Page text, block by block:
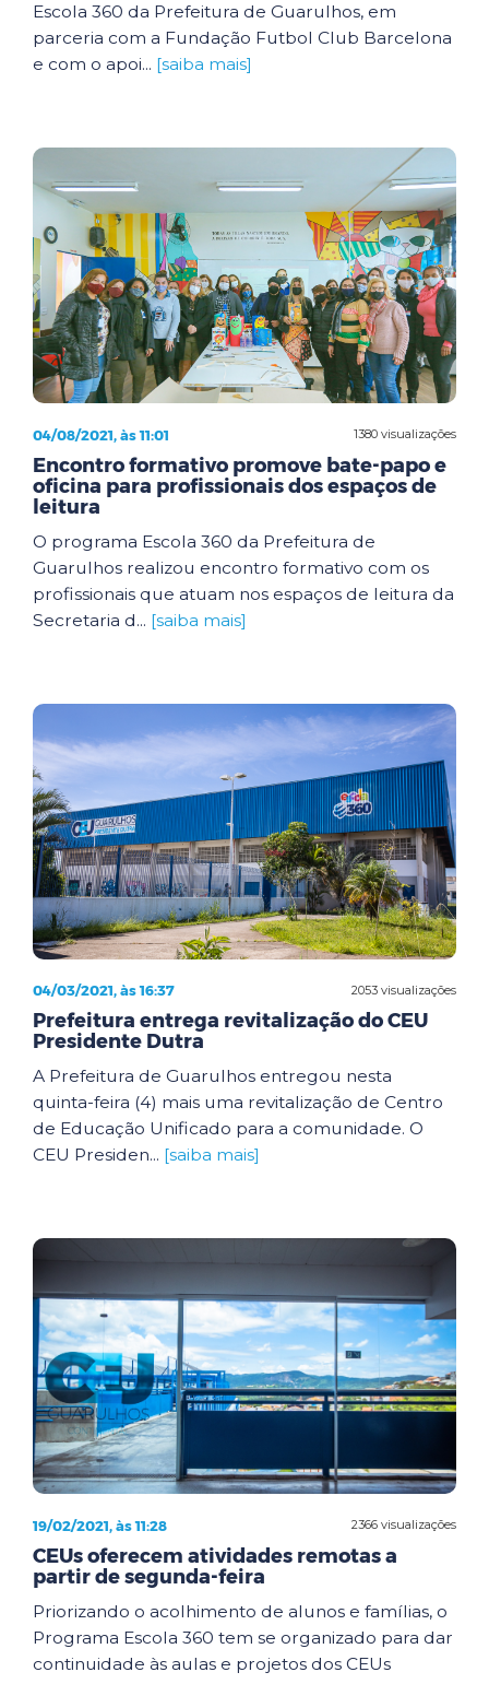
Escola 360 da Prefeitura de Guarulhos, em
parceria com a Fundação Futbol Club Barcelona
e com o apoi... [saiba mais]
1380 visualizações
04/08/2021, às 11:01
Encontro formativo promove bate-papo e
oficina para profissionais dos espaços de
leitura
O programa Escola 360 da Prefeitura de
Guarulhos realizou encontro formativo com os
profissionais que atuam nos espaços de leitura da
Secretaria d... [saiba mais]
2053 visualizações
04/03/2021, às 16:37
Prefeitura entrega revitalização do CEU
Presidente Dutra
A Prefeitura de Guarulhos entregou nesta
quinta-feira (4) mais uma revitalização de Centro
de Educação Unificado para a comunidade. O
CEU Presiden... [saiba mais]
2366 visualizações
19/02/2021, às 11:28
CEUs oferecem atividades remotas a
partir de segunda-feira
Priorizando o acolhimento de alunos e famílias, o
Programa Escola 360 tem se organizado para dar
continuidade às aulas e projetos dos CEUs